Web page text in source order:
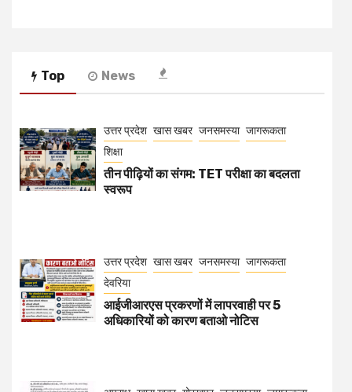
Top News
उत्तर प्रदेश खास खबर जनसमस्या जागरूकता
शिक्षा
तीन पीढ़ियों का संगम: TET परीक्षा का बदलता
स्वरूप
उत्तर प्रदेश खास खबर जनसमस्या जागरूकता
देवरिया
आईजीआरएस प्रकरणों में लापरवाही पर 5
अधिकारियों को कारण बताओ नोटिस